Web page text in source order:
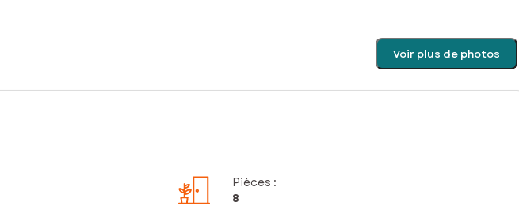
Voir plus de photos
Pièces :
8